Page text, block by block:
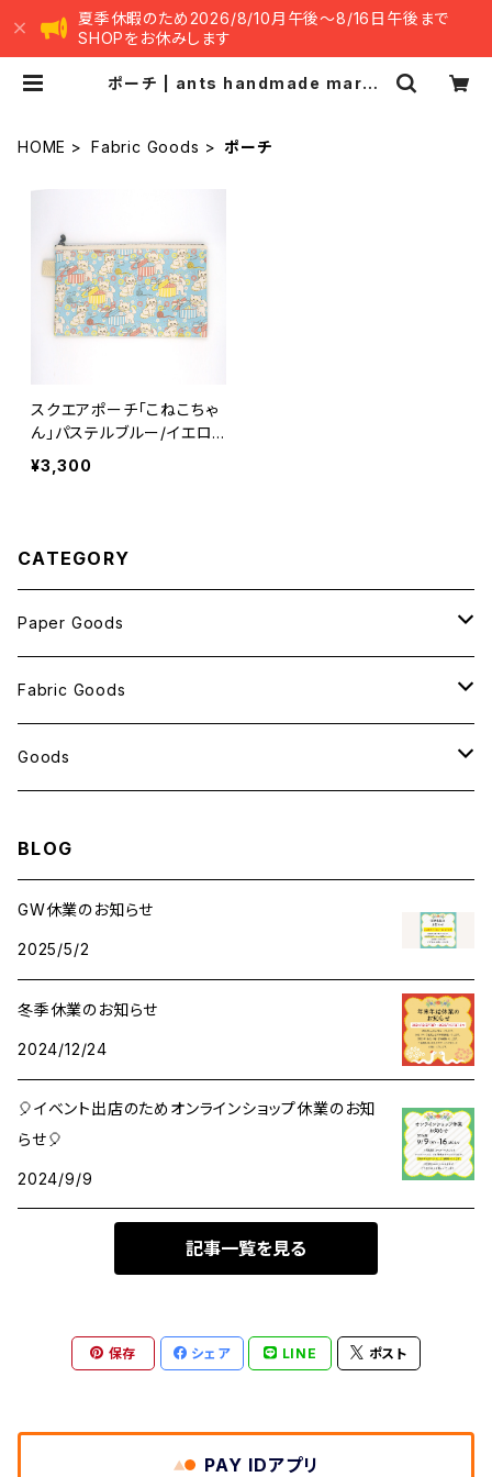
夏季休暇のため2026/8/10月午後～8/16日午後まで
SHOPをお休みします
ポーチ | ants handmade marke
HOME Fabric Goods ポーチ
スクエアポーチ「こねこちゃ
ん」パステルブルー/イエロ
ー 1個 ant!ant!!ant!!!
¥3,300
CATEGORY
Paper Goods
おしゃれ紙
ポストカード
レターセット
メッセージカード
Fabric Goods
ポーチ
Goods
アクリルキーホルダー
ant缶（小物入れ）
BLOG
GW休業のお知らせ
2025/5/2
冬季休業のお知らせ
2024/12/24
🎈イベント出店のためオンラインショップ休業のお知
らせ🎈
2024/9/9
記事一覧を見る
保存 シェア LINE ポスト
PAY IDアプリ